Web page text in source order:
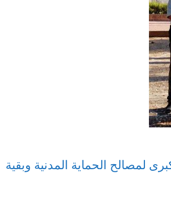
لمصالح الحماية المدنية وبقية